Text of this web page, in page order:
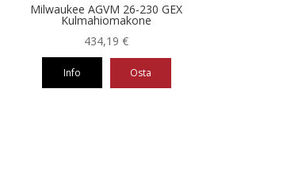
Milwaukee AGVM 26-230 GEX
Kulmahiomakone
434,19€
Info Osta